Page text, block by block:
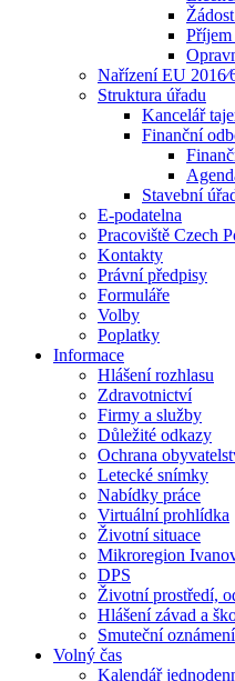
Příjem
Nařízení EU
Struktura úřadu
Kancelář
Finanční
Stavební
E-podatelna
Pracoviště Czech
Kontakty
Právní předpisy
Formuláře
Volby
Poplatky
Informace
Hlášení rozhlasu
Zdravotnictví
Firmy a služby
Důležité odkazy
Ochrana
Letecké snímky
Nabídky práce
Virtuální prohlídka
Životní situace
Mikroregion
DPS
Životní prostředí,
Hlášení závad a
Smuteční oznámení
Volný čas
Kalendář